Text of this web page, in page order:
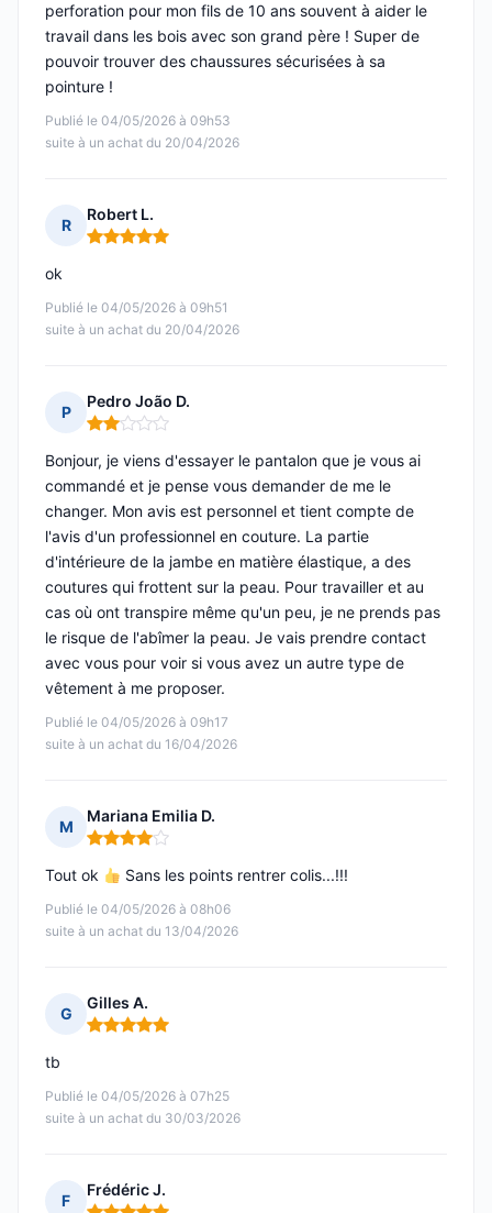
Publié le 04/05/2026 à 09h53
suite à un achat du 20/04/2026
perforation pour mon fils de 10 ans souvent à aider le
travail dans les bois avec son grand père ! Super de
pouvoir trouver des chaussures sécurisées à sa
pointure !
R
Robert L.
Note : 5 sur 5
Publié le 04/05/2026 à 09h51
suite à un achat du 20/04/2026
ok
P
Pedro João D.
Note : 2 sur 5
Publié le 04/05/2026 à 09h17
suite à un achat du 16/04/2026
Bonjour, je viens d'essayer le pantalon que je vous ai
commandé et je pense vous demander de me le
changer. Mon avis est personnel et tient compte de
l'avis d'un professionnel en couture. La partie
d'intérieure de la jambe en matière élastique, a des
coutures qui frottent sur la peau. Pour travailler et au
cas où ont transpire même qu'un peu, je ne prends pas
le risque de l'abîmer la peau. Je vais prendre contact
avec vous pour voir si vous avez un autre type de
vêtement à me proposer.
M
Mariana Emilia D.
Note : 4 sur 5
Publié le 04/05/2026 à 08h06
suite à un achat du 13/04/2026
Tout ok Sans les points rentrer colis...!!!
G
Gilles A.
Note : 5 sur 5
Publié le 04/05/2026 à 07h25
suite à un achat du 30/03/2026
tb
F
Frédéric J.